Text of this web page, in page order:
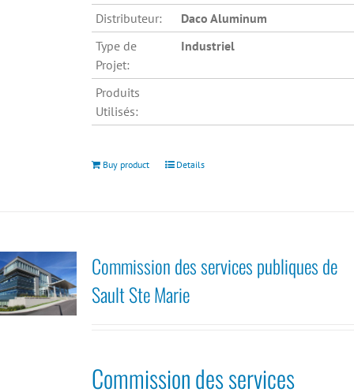
Distributeur:
Daco Aluminum
Type de
Projet:
Industriel
Produits
Utilisés:
Buy product Details
Commission des services publiques de
Sault Ste Marie
Commission des services